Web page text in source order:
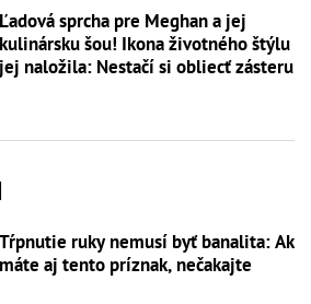
Ľadová sprcha pre Meghan a jej
kulinársku šou! Ikona životného štýlu
jej naložila: Nestačí si obliecť zásteru
Tŕpnutie ruky nemusí byť banalita: Ak
máte aj tento príznak, nečakajte